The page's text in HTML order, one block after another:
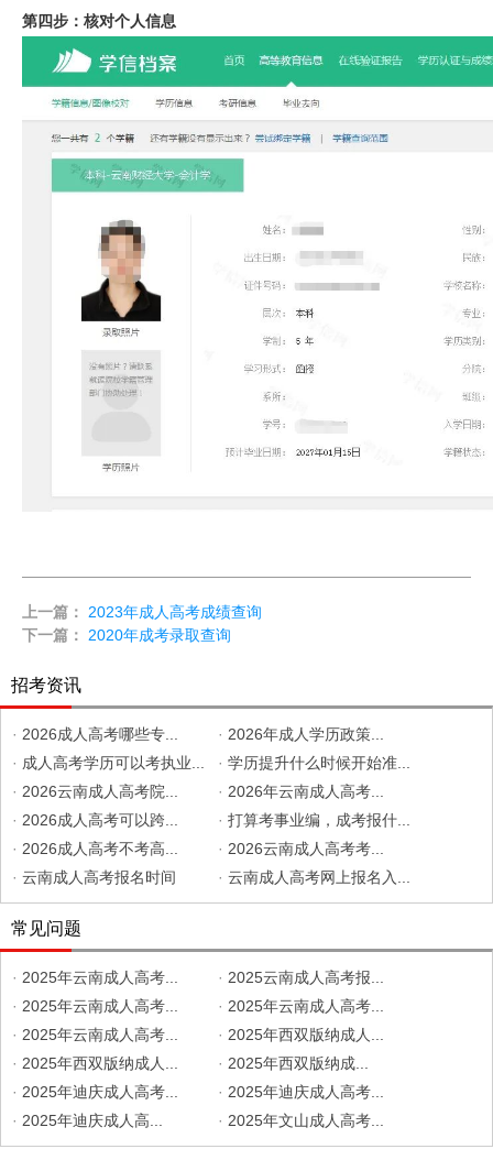
第四步：核对个人信息
上一篇： 2023年成人高考成绩查询
下一篇： 2020年成考录取查询
招考资讯
· 2026成人高考哪些专... · 2026年成人学历政策...
· 成人高考学历可以考执业... ·学历提升什么时候开始准...
· 2026云南成人高考院... · 2026年云南成人高考...
· 2026成人高考可以跨... ·打算考事业编，成考报什...
· 2026成人高考不考高... · 2026云南成人高考考...
· 云南成人高考报名时间 ·云南成人高考网上报名入...
常见问题
· 2025年云南成人高考... · 2025云南成人高考报...
· 2025年云南成人高考... · 2025年云南成人高考...
· 2025年云南成人高考... · 2025年西双版纳成人...
· 2025年西双版纳成人... · 2025年西双版纳成...
· 2025年迪庆成人高考... · 2025年迪庆成人高考...
· 2025年迪庆成人高... · 2025年文山成人高考...